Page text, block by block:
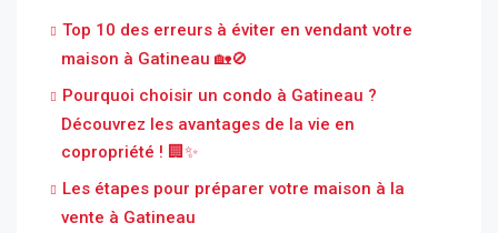
Top 10 des erreurs à éviter en vendant votre
maison à Gatineau 🏡🚫
Pourquoi choisir un condo à Gatineau ?
Découvrez les avantages de la vie en
copropriété ! 🏢✨
Les étapes pour préparer votre maison à la
vente à Gatineau